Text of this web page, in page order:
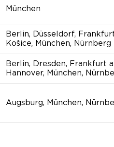
München
Berlin, Düsseldorf,
Košice, München, Nürnberg
Berlin, Dresden, Frankfurt
Hannover, München,
Augsburg, München,